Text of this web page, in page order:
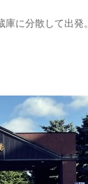
に分散して出発。